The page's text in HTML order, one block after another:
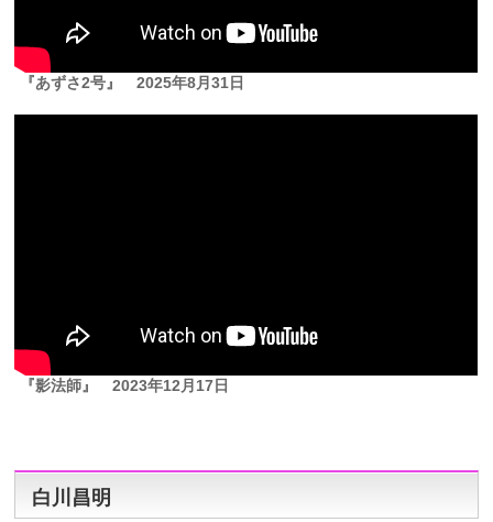
『あずさ2号』2025年8月31日
『影法師』2023年12月17日
白川昌明